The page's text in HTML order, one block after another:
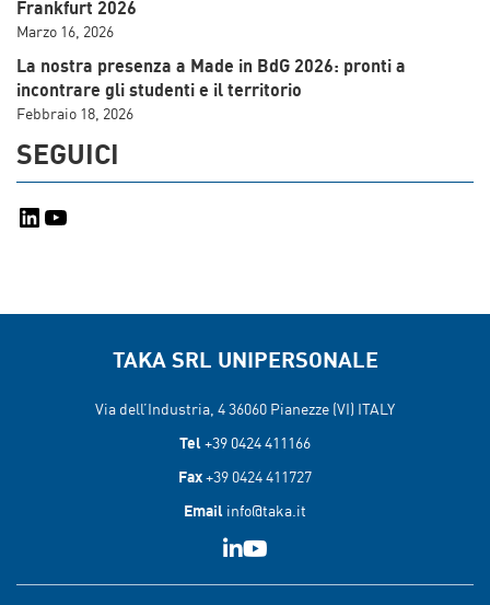
Frankfurt 2026
Marzo 16, 2026
La nostra presenza a Made in BdG 2026: pronti a
incontrare gli studenti e il territorio
Febbraio 18, 2026
SEGUICI
LinkedIn
YouTube
TAKA SRL UNIPERSONALE
Via dell’Industria, 4 36060 Pianezze (VI) ITALY
Tel +39 0424 411166
Fax +39 0424 411727
Email info@taka.it